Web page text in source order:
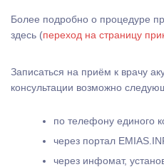
Более подробно о процедуре
здесь (переход на страницу
Записаться на приём к врачу
консультации возможно
по телефону единого
через портал
через инфомат,